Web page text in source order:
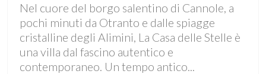
Nel cuore del borgo salentino di Cannole, a
pochi minuti da Otranto e dalle spiagge
cristalline degli Alimini, La Casa delle Stelle è
una villa dal fascino autentico e
contemporaneo. Un tempo antico...